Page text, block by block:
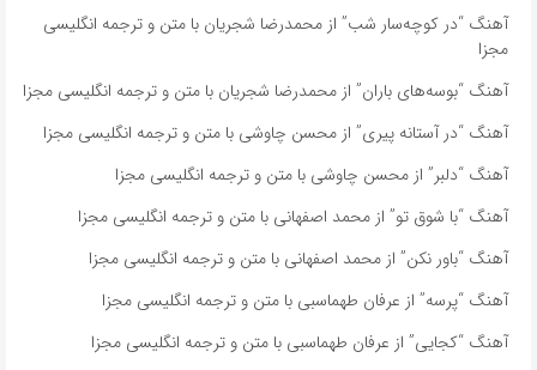
آهنگ “در کوچه‌سار شب” از محمدرضا شجریان با متن و ترجمه انگلیسی
مجزا
آهنگ “بوسه‌های باران” از محمدرضا شجریان با متن و ترجمه انگلیسی مجزا
آهنگ “در آستانه پیری” از محسن چاوشی با متن و ترجمه انگلیسی مجزا
آهنگ “دلبر” از محسن چاوشی با متن و ترجمه انگلیسی مجزا
آهنگ “با شوق تو” از محمد اصفهانی با متن و ترجمه انگلیسی مجزا
آهنگ “باور نکن” از محمد اصفهانی با متن و ترجمه انگلیسی مجزا
آهنگ “پرسه” از عرفان طهماسبی با متن و ترجمه انگلیسی مجزا
آهنگ “کجایی” از عرفان طهماسبی با متن و ترجمه انگلیسی مجزا